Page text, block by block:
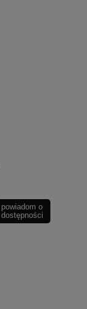
powiadom o
dostępności